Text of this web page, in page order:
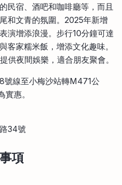
民宿、酒吧和咖啡廳等，而且
和文青的氛圍。2025年新增
演增添浪漫。步行10分鐘可達
客家糯米飯，增添文化趣味。
供夜間娛樂，適合朋友聚會。
號線至小梅沙站轉M471公
惠。
34號
項